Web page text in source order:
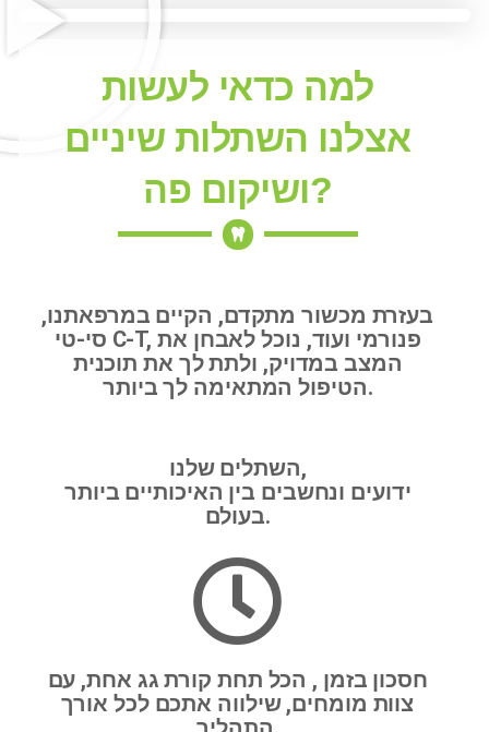
למה כדאי לעשות
אצלנו השתלות שיניים
ושיקום פה?
בעזרת מכשור מתקדם, הקיים במרפאתנו,
סי-טי C-T, פנורמי ועוד, נוכל לאבחן את
המצב במדויק, ולתת לך את תוכנית
הטיפול המתאימה לך ביותר.
השתלים שלנו,
ידועים ונחשבים בין האיכותיים ביותר
בעולם.
חסכון בזמן , הכל תחת קורת גג אחת, עם
צוות מומחים, שילווה אתכם לכל אורך